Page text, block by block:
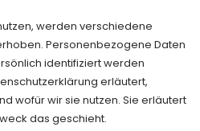
werden verschiedene
Personenbezogene Daten
identifiziert werden
erläutert,
wofür wir sie nutzen. Sie erläutert
das geschieht.